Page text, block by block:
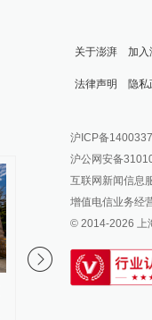
广东雷州通报“特教
关于澎湃 加入
法律声明 隐私
澎
澎
派
IP
报料邮箱:
沪ICP备
沪公网安备
互联网新闻信息
增值电信业务经
© 2014-2026 上